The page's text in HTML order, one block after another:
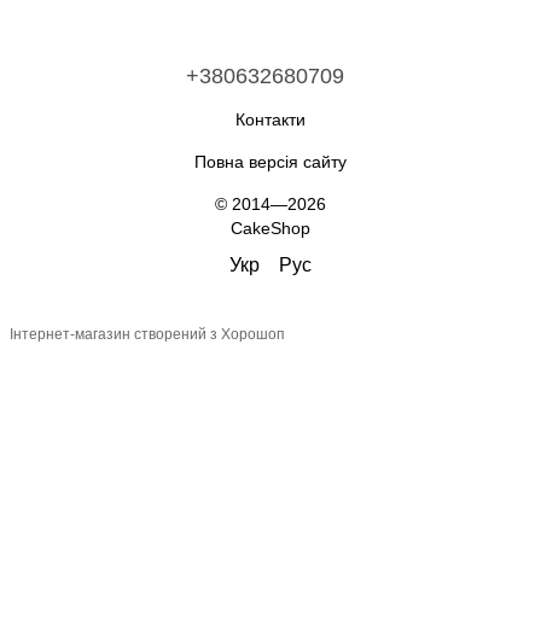
+380632680709
Контакти
Повна версія сайту
© 2014—2026
CakeShop
Укр Рус
Інтернет-магазин створений з Хорошоп